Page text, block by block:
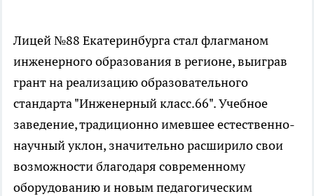
Лицей №88 Екатеринбурга стал флагманом
инженерного образования в регионе, выиграв
грант на реализацию образовательного
стандарта "Инженерный класс.66". Учебное
заведение, традиционно имевшее естественно-
научный уклон, значительно расширило свои
возможности благодаря современному
оборудованию и новым педагогическим